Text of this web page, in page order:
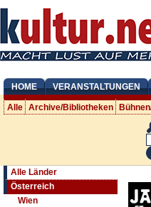
HOME VERANSTALTUNGEN
Alle Archive/Bibliotheken
Alle Länder
Österreich
Wien